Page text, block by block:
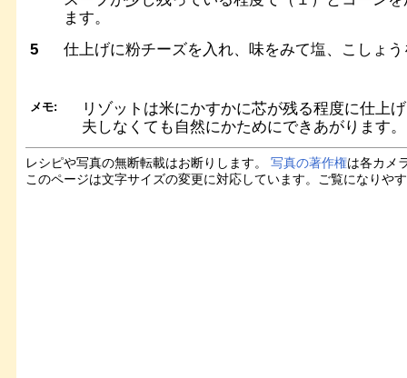
ます。
5
仕上げに粉チーズを入れ、味をみて塩、こしょ
メモ:
リゾットは米にかすかに芯が残る程度に仕上
夫しなくても自然にかためにできあがります。
レシピや写真の無断転載はお断りします。 写真の著作権は各カメ
このページは文字サイズの変更に対応しています。ご覧になりや